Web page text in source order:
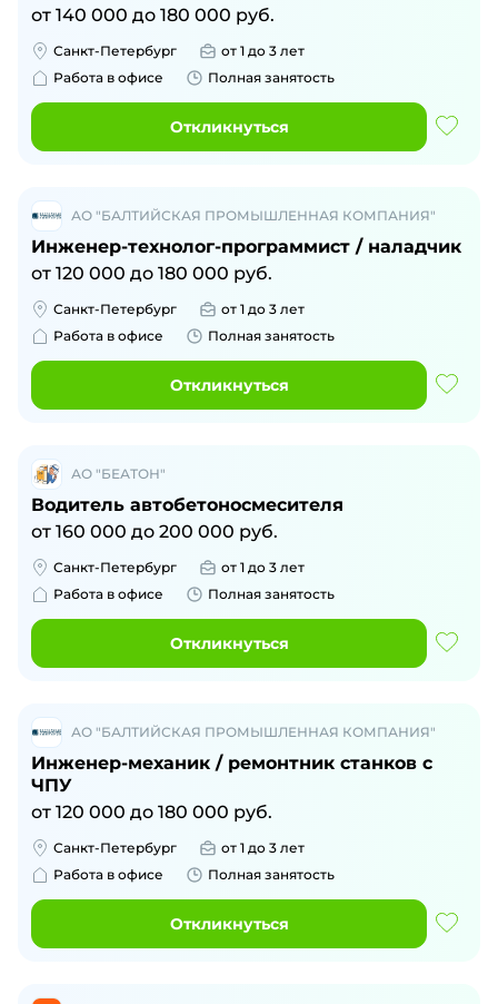
от 140 000 до 180 000 руб.
Санкт-Петербург
от 1 до 3 лет
Работа в офисе
Полная занятость
Откликнуться
АО "БАЛТИЙСКАЯ ПРОМЫШЛЕННАЯ КОМПАНИЯ"
Инженер-технолог-программист / наладчик
от 120 000 до 180 000 руб.
Санкт-Петербург
от 1 до 3 лет
Работа в офисе
Полная занятость
Откликнуться
АО "БЕАТОН"
Водитель автобетоносмесителя
от 160 000 до 200 000 руб.
Санкт-Петербург
от 1 до 3 лет
Работа в офисе
Полная занятость
Откликнуться
АО "БАЛТИЙСКАЯ ПРОМЫШЛЕННАЯ КОМПАНИЯ"
Инженер-механик / ремонтник станков с
ЧПУ
от 120 000 до 180 000 руб.
Санкт-Петербург
от 1 до 3 лет
Работа в офисе
Полная занятость
Откликнуться